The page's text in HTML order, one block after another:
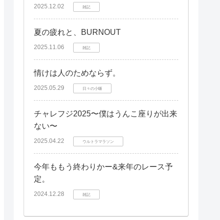
2025.12.02 雑記
夏の疲れと、BURNOUT
2025.11.06 雑記
情けは人のためならず。
2025.05.29 日々の小噺
チャレフジ2025〜僕はうんこ座りが出来
ない〜
2025.04.22 ウルトラマラソン
今年ももう終わりかー&来年のレース予
定。
2024.12.28 雑記